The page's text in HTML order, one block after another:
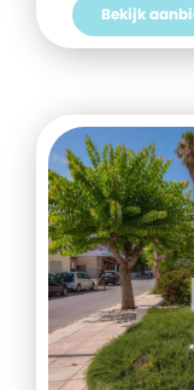
Bekijk